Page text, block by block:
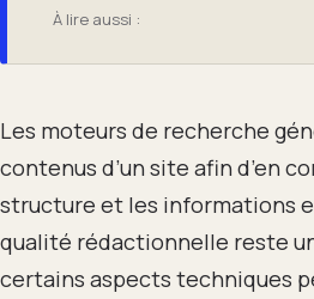
À lire aussi :
Les moteurs de recherche
contenus d’un site afin d’en
structure et les informations
qualité rédactionnelle reste
certains aspects techniques